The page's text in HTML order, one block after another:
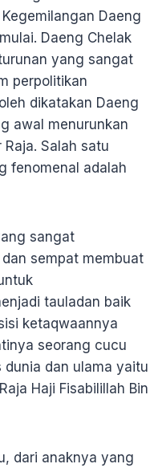
Daeng
Daeng Chelak
yang sangat
perpolitikan
dikatakan Daeng
awal menurunkan
Salah satu
fenomenal adalah
sangat
sempat membuat
tauladan baik
ketaqwaannya
seorang cucu
dan ulama yaitu
Haji Fisabilillah Bin
dari anaknya yang